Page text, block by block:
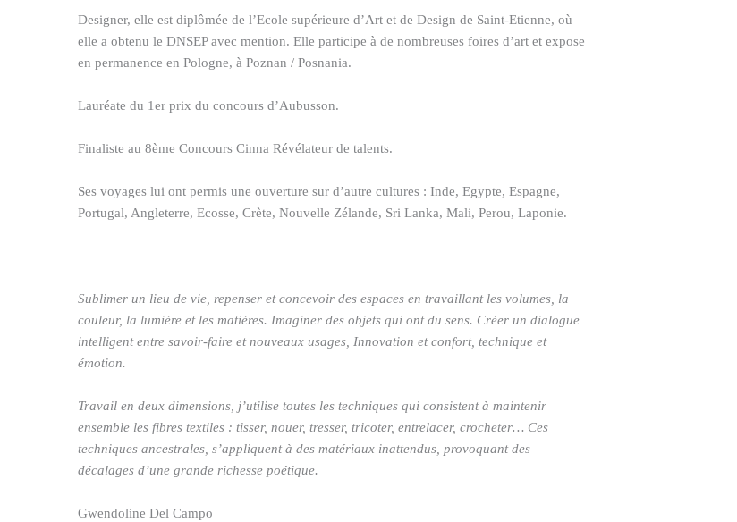
Designer, elle est diplômée de l’Ecole supérieure d’Art et de Design de Saint-Etienne, où
elle a obtenu le DNSEP avec mention. Elle participe à de nombreuses foires d’art et expose
en permanence en Pologne, à Poznan / Posnania.
Lauréate du 1er prix du concours d’Aubusson.
Finaliste au 8ème Concours Cinna Révélateur de talents.
Ses voyages lui ont permis une ouverture sur d’autre cultures : Inde, Egypte, Espagne,
Portugal, Angleterre, Ecosse, Crète, Nouvelle Zélande, Sri Lanka, Mali, Perou, Laponie.
Sublimer un lieu de vie, repenser et concevoir des espaces en travaillant les volumes, la
couleur, la lumière et les matières. Imaginer des objets qui ont du sens. Créer un dialogue
intelligent entre savoir-faire et nouveaux usages, Innovation et confort, technique et
émotion.
Travail en deux dimensions, j’utilise toutes les techniques qui consistent à maintenir
ensemble les fibres textiles : tisser, nouer, tresser, tricoter, entrelacer, crocheter… Ces
techniques ancestrales, s’appliquent à des matériaux inattendus, provoquant des
décalages d’une grande richesse poétique.
Gwendoline Del Campo